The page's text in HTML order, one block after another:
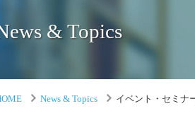
& Topics
News & Topics イベント・セミナ